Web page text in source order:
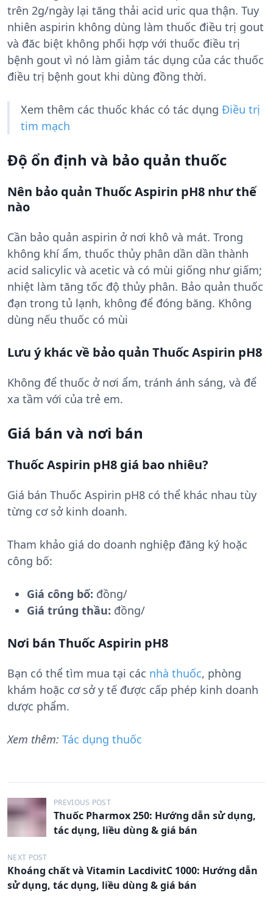
trên 2g/ngày lại tăng thải acid uric qua thận. Tuy
nhiên aspirin không dùng làm thuốc điều trị gout
và đăc biệt không phối hợp với thuốc điều trị
bệnh gout vì nó làm giảm tác dụng của các thuốc
điều trị bệnh gout khi dùng đồng thời.
Xem thêm các thuốc khác có tác dụng Điều trị
tim mạch
Độ ổn định và bảo quản thuốc
Nên bảo quản Thuốc Aspirin pH8 như thế
nào
Cần bảo quản aspirin ở nơi khô và mát. Trong
không khí ẩm, thuốc thủy phân dần dần thành
acid salicylic và acetic và có mùi giống như giấm;
nhiệt làm tăng tốc độ thủy phân. Bảo quản thuốc
đạn trong tủ lạnh, không để đóng băng. Không
dùng nếu thuốc có mùi
Lưu ý khác về bảo quản Thuốc Aspirin pH8
Không để thuốc ở nơi ẩm, tránh ánh sáng, và để
xa tầm với của trẻ em.
Giá bán và nơi bán
Thuốc Aspirin pH8 giá bao nhiêu?
Giá bán Thuốc Aspirin pH8 có thể khác nhau tùy
từng cơ sở kinh doanh.
Tham khảo giá do doanh nghiệp đăng ký hoặc
công bố:
Giá công bố: đồng/
Giá trúng thầu: đồng/
Nơi bán Thuốc Aspirin pH8
Bạn có thể tìm mua tại các nhà thuốc, phòng
khám hoặc cơ sở y tế được cấp phép kinh doanh
dược phẩm.
Xem thêm: Tác dụng thuốc
Đ
i
ề
u
h
PREVIOUS POST
Thuốc Pharmox 250: Hướng dẫn sử dụng,
tác dụng, liều dùng & giá bán
NEXT POST
Khoáng chất và Vitamin LacdivitC 1000: Hướng dẫn
sử dụng, tác dụng, liều dùng & giá bán